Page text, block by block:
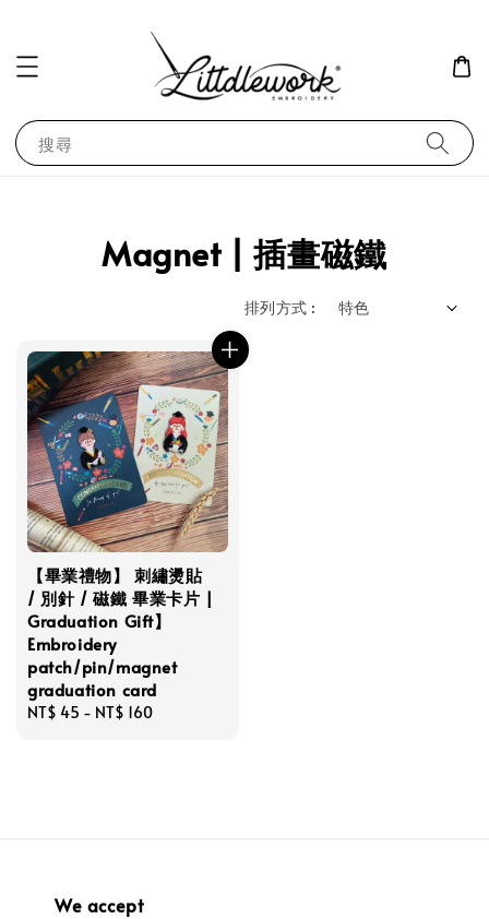
搜尋
Magnet | 插畫磁鐵
排列方式 :
【畢業禮物】 刺繡燙貼
/ 別針 / 磁鐵 畢業卡片 |
Graduation Gift】
Embroidery
patch/pin/magnet
graduation card
Regular
NT$ 45 - NT$ 160
We accept